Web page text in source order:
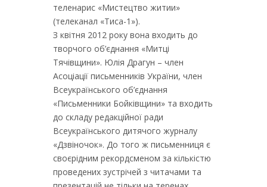
теленарис «Мистецтво житии»
(телеканал «Тиса-1»).
З квітня 2012 року вона входить до
творчого об’єднання «Митці
Тячівщини». Юлія Драгун – член
Асоціації письменників України, член
Всеукраїнського об’єднання
«Письменники Бойківщини» та входить
до складу редакційної ради
Всеукраїнського дитячого журналу
«Дзвіночок». До того ж письменниця є
своєрідним рекордсменом за кількістю
проведених зустрічей з читачами та